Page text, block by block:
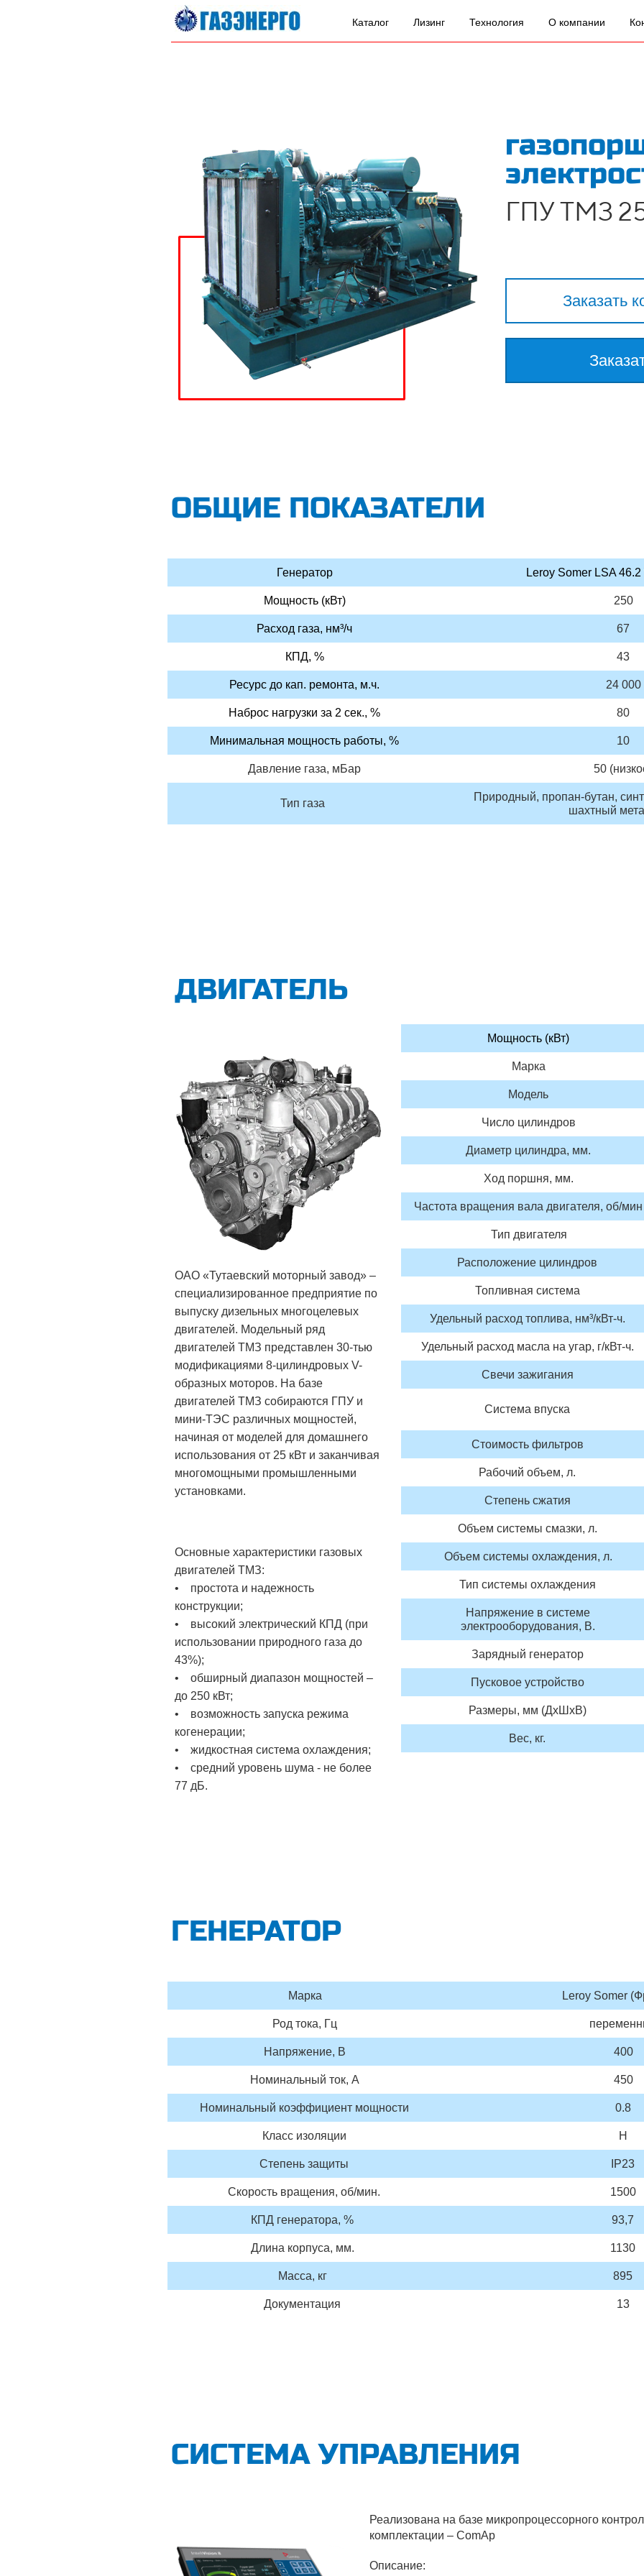
Каталог Лизинг Технология О компании
ГПУ ТМЗ
Заказать
ОБЩИЕ ПОКАЗАТЕЛИ
Генератор Leroy Somer LSA
Мощность (кВт) 250
Расход газа, нм³/ч 67
КПД, % 43
Ресурс до кап. ремонта, м.ч. 24 000
Наброс нагрузки за 2 сек., % 80
Минимальная мощность работы, % 10
Давление газа, мБар 50
Тип газа
Природный, пропан-бутан,
шахтный
ДВИГАТЕЛЬ
ОАО «Тутаевский моторный завод» –
специализированное предприятие по
выпуску дизельных многоцелевых
двигателей. Модельный ряд
двигателей ТМЗ представлен 30-тью
модификациями 8-цилиндровых V-
образных моторов. На базе
двигателей ТМЗ собираются ГПУ и
мини-ТЭС различных мощностей,
начиная от моделей для домашнего
использования от 25 кВт и заканчивая
многомощными промышленными
установками.
Основные характеристики газовых
двигателей ТМЗ:
• простота и надежность
конструкции;
• высокий электрический КПД (при
использовании природного газа до
43%);
• обширный диапазон мощностей –
до 250 кВт;
• возможность запуска режима
когенерации;
• жидкостная система охлаждения;
• средний уровень шума - не более
77 дБ.
Мощность (кВт)
Марка
Модель
Число цилиндров
Диаметр цилиндра, мм.
Ход поршня, мм.
Частота вращения вала двигателя, об/мин
Тип двигателя
Расположение цилиндров
Топливная система
Удельный расход топлива, нм³/кВт-ч.
Удельный расход масла на угар, г/кВт-ч.
Свечи зажигания
Система впуска
Стоимость фильтров
Рабочий объем, л.
Степень сжатия
Объем системы смазки, л.
Объем системы охлаждения, л.
Тип системы охлаждения
Напряжение в системе
электрооборудования, В.
Зарядный генератор
Пусковое устройство
Размеры, мм (ДхШхВ)
Вес, кг.
ГЕНЕРАТОР
Марка Leroy Somer
Род тока, Гц
Напряжение, В 400
Номинальный ток, А 450
Номинальный коэффициент мощности 0.8
Класс изоляции H
Степень защиты IP23
Скорость вращения, об/мин. 1500
КПД генератора, % 93,7
Длина корпуса, мм. 1130
Масса, кг 895
Документация 13
СИСТЕМА УПРАВЛЕНИЯ
Реализована на базе микропроцессорного
комплектации – ComAp
Описание: